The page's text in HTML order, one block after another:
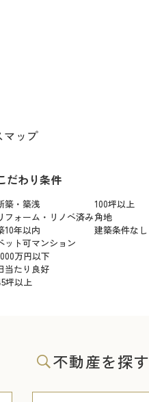
マップ
だわり条件
築・築浅
100坪以上
フォーム・リノベ済み角地
10年以内
建築条件なし
ット可マンション
万円以下
当たり良好
坪以上
不動産を探す